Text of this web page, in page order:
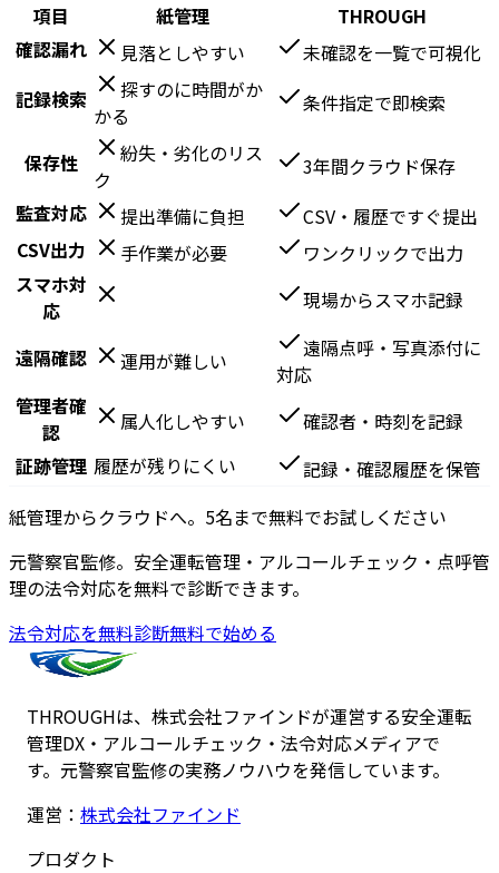
項目
紙管理
THROUGH
確認漏れ
見落としやすい
未確認を一覧で可視化
記録検索
探すのに時間がか
かる
条件指定で即検索
保存性
紛失・劣化のリス
ク
3年間クラウド保存
監査対応
提出準備に負担
CSV・履歴ですぐ提出
CSV出力
手作業が必要
ワンクリックで出力
スマホ対
応
現場からスマホ記録
遠隔確認 運用が難しい
遠隔点呼・写真添付に
対応
管理者確
認
属人化しやすい
確認者・時刻を記録
証跡管理 履歴が残りにくい
記録・確認履歴を保管
紙管理からクラウドへ。5名まで無料でお試しください
元警察官監修。安全運転管理・アルコールチェック・点呼管
理の法令対応を無料で診断できます。
法令対応を無料診断無料で始める
THROUGHは、株式会社ファインドが運営する安全運転
管理DX・アルコールチェック・法令対応メディアで
す。元警察官監修の実務ノウハウを発信しています。
運営： 株式会社ファインド
プロダクト